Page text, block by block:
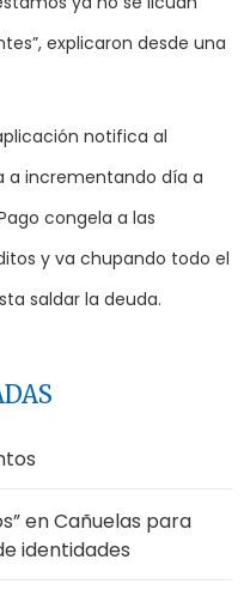
explicaron desde una
notifica al
a incrementando día a
congela a las
y va chupando todo el
saldar la deuda.
en Cañuelas para
identidades